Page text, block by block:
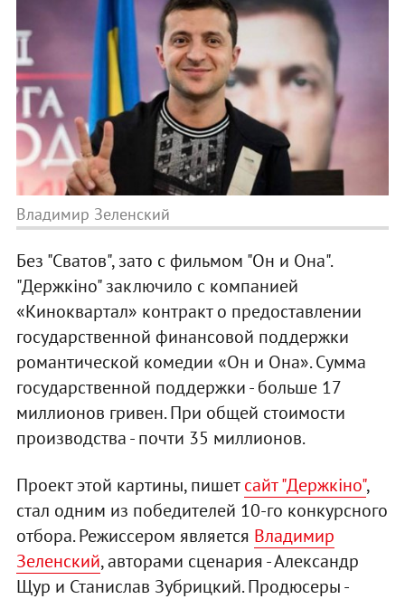
Владимир Зеленский
Без "Сватов", зато с фильмом "Он и Она".
"Держкіно" заключило с компанией
«Киноквартал» контракт о предоставлении
государственной финансовой поддержки
романтической комедии «Он и Она». Сумма
государственной поддержки - больше 17
миллионов гривен. При общей стоимости
производства - почти 35 миллионов.
Проект этой картины, пишетсайт "Держкіно",
стал одним из победителей 10-го конкурсного
отбора. Режиссером является Владимир
Зеленский, авторами сценария - Александр
Щур и Станислав Зубрицкий. Продюсеры -